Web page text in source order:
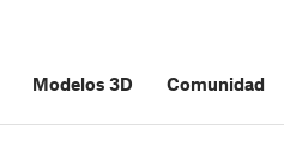
Modelos 3D Comunidad